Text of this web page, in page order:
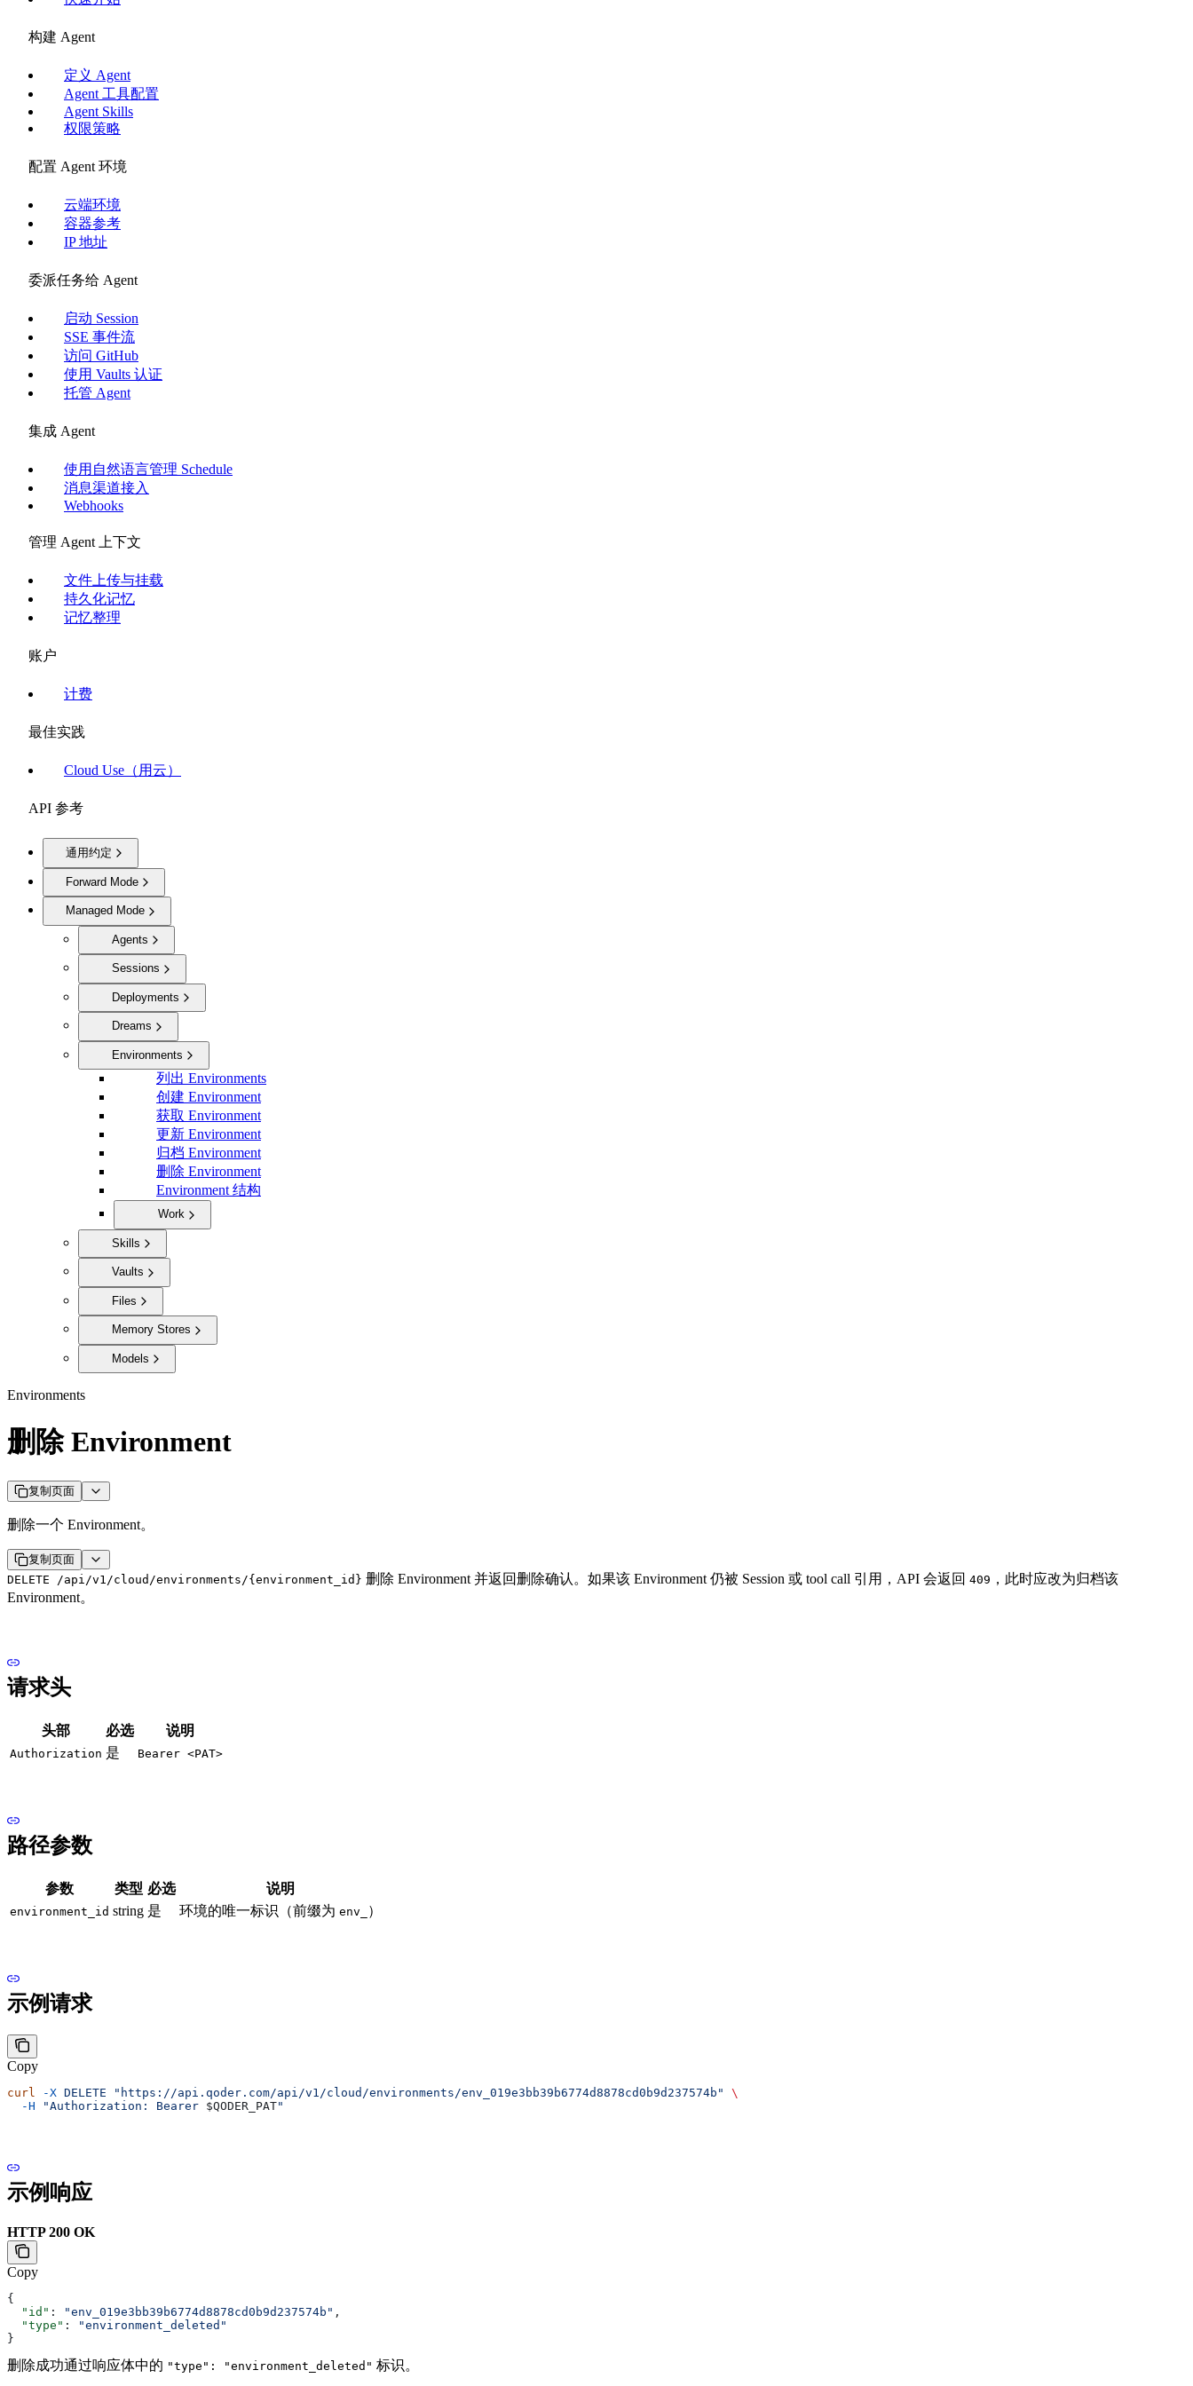
构建 Agent
定义 Agent
Agent 工具配置
Agent Skills
权限策略
配置 Agent 环境
云端环境
容器参考
IP 地址
委派任务给 Agent
启动 Session
SSE 事件流
访问 GitHub
使用 Vaults 认证
托管 Agent
集成 Agent
使用自然语言管理 Schedule
消息渠道接入
Webhooks
管理 Agent 上下文
文件上传与挂载
持久化记忆
记忆整理
账户
计费
最佳实践
Cloud Use（用云）
API 参考
通用约定
Forward Mode
Managed Mode
Agents
Sessions
Deployments
Dreams
Environments
列出 Environments
创建 Environment
获取 Environment
更新 Environment
归档 Environment
删除 Environment
Environment 结构
Work
Skills
Vaults
Files
Memory Stores
Models
Environments
删除 Environment
复制页面
删除一个 Environment。
复制页面
DELETE /api/v1/cloud/environments/{environment_id} 删除 Environment 并返回删除确认。如果该 Environment 仍被 Session 或 tool call 引用，API 会返回 409 ，此时应改为归档该
Environment。
请求头
头部 必选 说明
Authorization 是 Bearer <PAT>
路径参数
参数 类型 必选 说明
environment_id string 是 环境的唯一标识（前缀为 env_ ）
示例请求
Copy
curl -X DELETE "https://api.qoder.com/api/v1/cloud/environments/env_019e3bb39b6774d8878cd0b9d237574b"
\
  -H
"Authorization: Bearer $QODER_PAT"
示例响应
HTTP 200 OK
Copy
{
  "id"
: "env_019e3bb39b6774d8878cd0b9d237574b" ,
  "type"
:
"environment_deleted"
}
删除成功通过响应体中的 "type": "environment_deleted" 标识。